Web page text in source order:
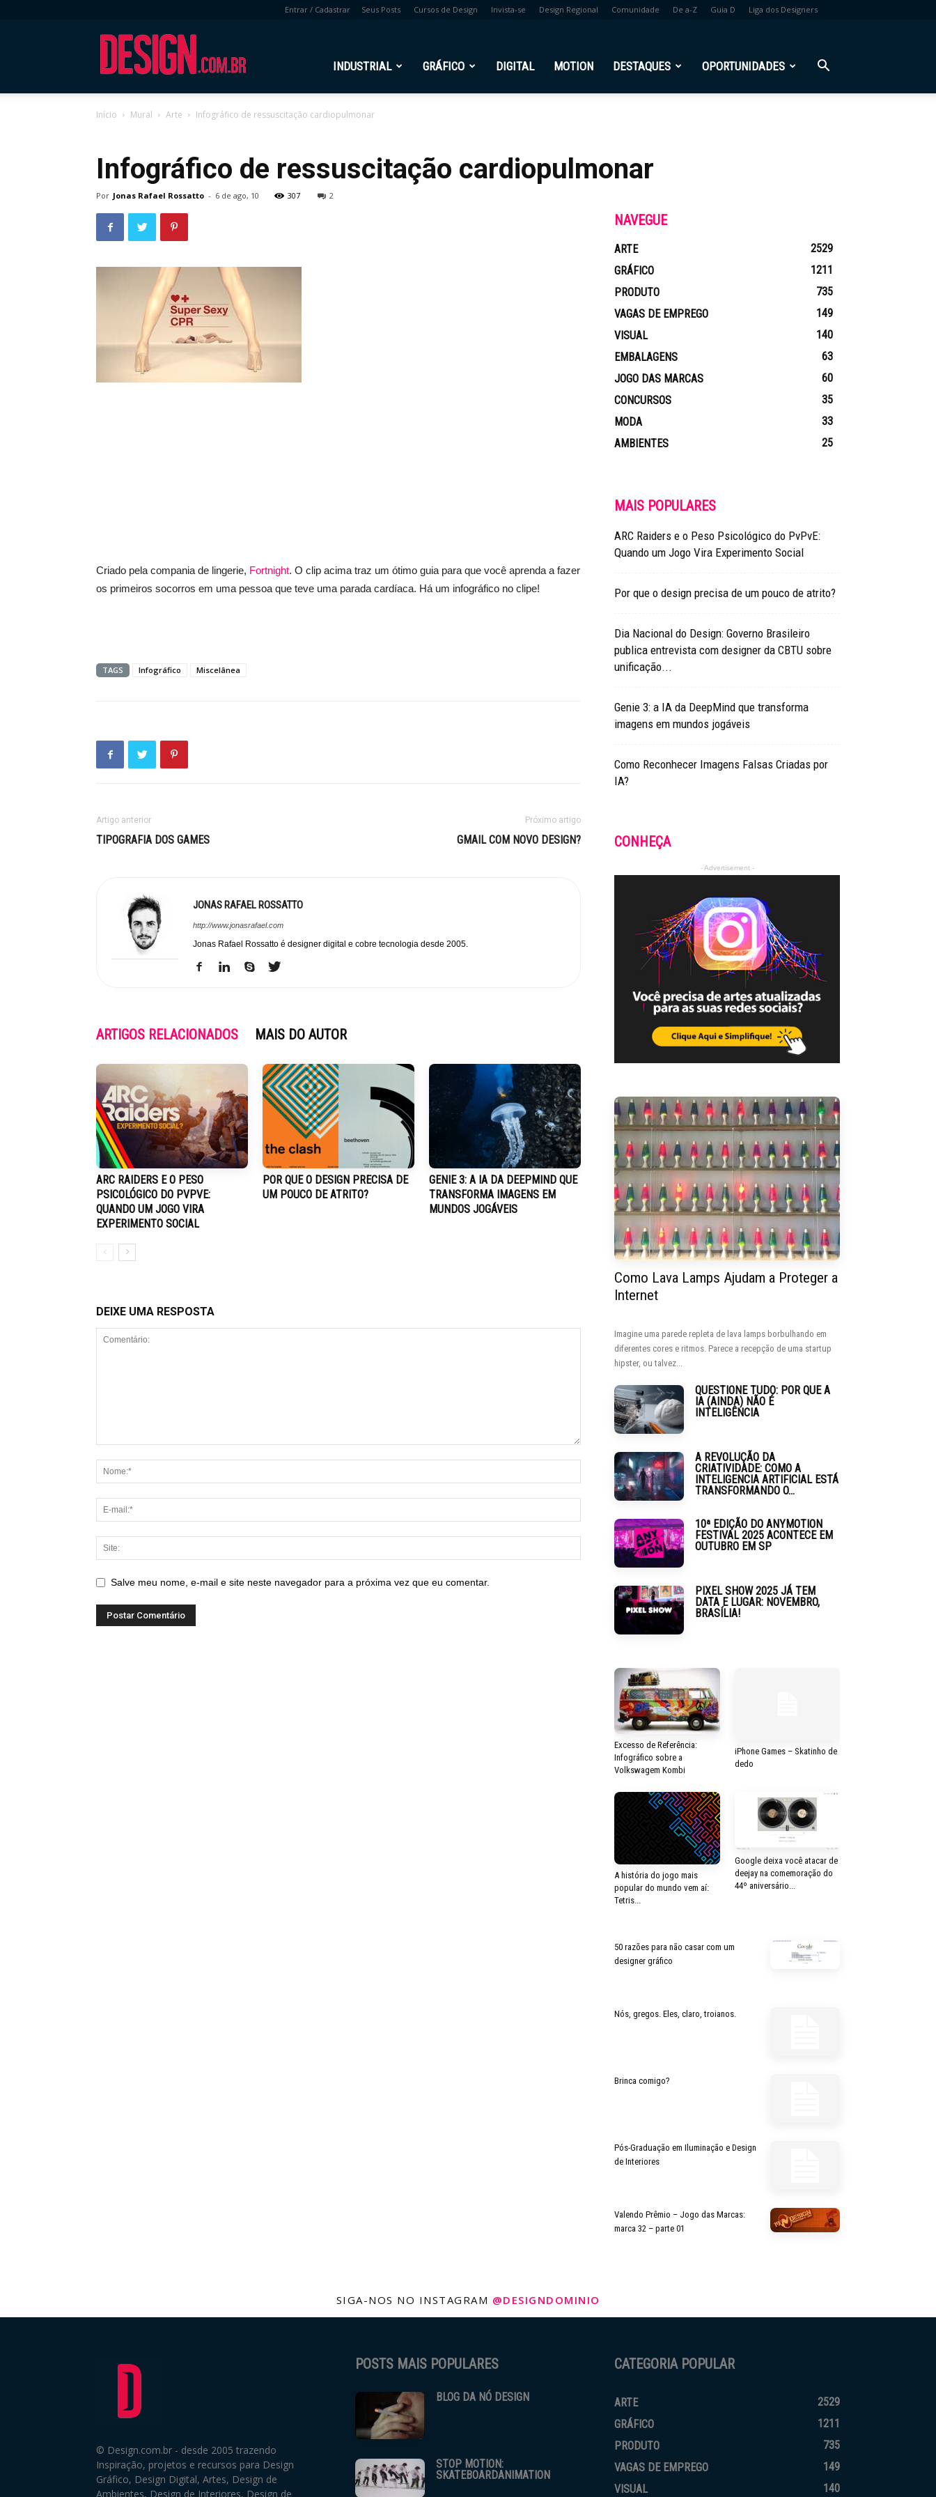
Entrar / Cadastrar Seus Posts Cursos de Design Invista-se Design Regional Comunidade De a-Z Guia D Liga dos Designers
INDUSTRIAL GRÁFICO DIGITAL MOTION DESTAQUES OPORTUNIDADES
Início Mural Arte Infográfico de ressuscitação cardiopulmonar
Infográfico de ressuscitação cardiopulmonar
Por Jonas Rafael Rossatto - 6 de ago, 10 307 2
Criado pela compania de lingerie, Fortnight. O clip acima traz um ótimo guia para que você aprenda a fazer
os primeiros socorros em uma pessoa que teve uma parada cardíaca. Há um infográfico no clipe!
TAGS Infográfico Miscelânea
Artigo anterior
TIPOGRAFIA DOS GAMES
Próximo artigo
GMAIL COM NOVO DESIGN?
JONAS RAFAEL ROSSATTO
http://www.jonasrafael.com
Jonas Rafael Rossatto é designer digital e cobre tecnologia desde 2005.
ARTIGOS RELACIONADOS MAIS DO AUTOR
ARC RAIDERS E O PESO
PSICOLÓGICO DO PVPVE:
QUANDO UM JOGO VIRA
EXPERIMENTO SOCIAL
POR QUE O DESIGN PRECISA DE
UM POUCO DE ATRITO?
GENIE 3: A IA DA DEEPMIND QUE
TRANSFORMA IMAGENS EM
MUNDOS JOGÁVEIS
DEIXE UMA RESPOSTA
Salve meu nome, e-mail e site neste navegador para a próxima vez que eu comentar.
NAVEGUE
ARTE
2529
GRÁFICO
1211
PRODUTO
735
VAGAS DE EMPREGO
149
VISUAL
140
EMBALAGENS
63
JOGO DAS MARCAS
60
CONCURSOS
35
MODA
33
AMBIENTES
25
MAIS POPULARES
ARC Raiders e o Peso Psicológico do PvPvE:
Quando um Jogo Vira Experimento Social
Por que o design precisa de um pouco de atrito?
Dia Nacional do Design: Governo Brasileiro
publica entrevista com designer da CBTU sobre
unificação...
Genie 3: a IA da DeepMind que transforma
imagens em mundos jogáveis
Como Reconhecer Imagens Falsas Criadas por
IA?
CONHEÇA
- Advertisement -
Como Lava Lamps Ajudam a Proteger a
Internet
Imagine uma parede repleta de lava lamps borbulhando em
diferentes cores e ritmos. Parece a recepção de uma startup
hipster, ou talvez...
QUESTIONE TUDO: POR QUE A
IA (AINDA) NÃO É
INTELIGÊNCIA
A REVOLUÇÃO DA
CRIATIVIDADE: COMO A
INTELIGENCIA ARTIFICIAL ESTÁ
TRANSFORMANDO O...
10ª EDIÇÃO DO ANYMOTION
FESTIVAL 2025 ACONTECE EM
OUTUBRO EM SP
PIXEL SHOW 2025 JÁ TEM
DATA E LUGAR: NOVEMBRO,
BRASÍLIA!
Excesso de Referência:
Infográfico sobre a
Volkswagem Kombi
iPhone Games – Skatinho de
dedo
A história do jogo mais
popular do mundo vem aí:
Tetris...
Google deixa você atacar de
deejay na comemoração do
44º aniversário...
50 razões para não casar com um
designer gráfico
Nós, gregos. Eles, claro, troianos.
Brinca comigo?
Pós-Graduação em Iluminação e Design
de Interiores
Valendo Prêmio – Jogo das Marcas:
marca 32 – parte 01
SIGA-NOS NO INSTAGRAM @DESIGNDOMINIO
© Design.com.br - desde 2005 trazendo
Inspiração, projetos e recursos para Design
Gráfico, Design Digital, Artes, Design de
Ambientes, Design de Interiores, Design de
POSTS MAIS POPULARES
BLOG DA NÓ DESIGN
STOP MOTION:
SKATEBOARDANIMATION
CATEGORIA POPULAR
ARTE
2529
GRÁFICO
1211
PRODUTO
735
VAGAS DE EMPREGO
149
VISUAL
140